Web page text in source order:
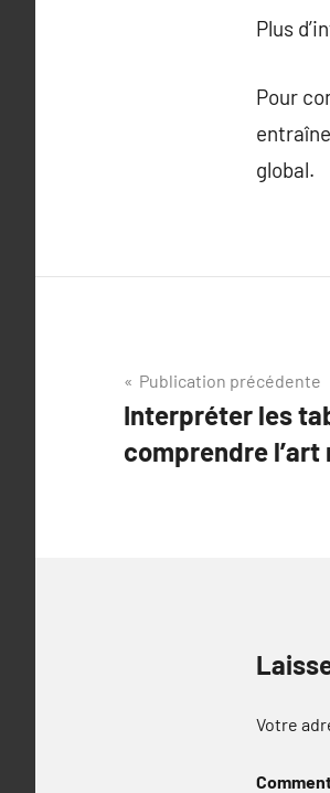
Plus
Pour
global.
Navigation
de
l’article
Publication précédente
Interpréter les
comprendre
Votre